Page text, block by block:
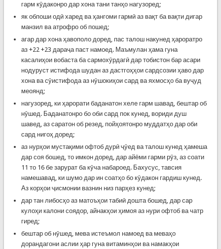
гарм кӯдаконро дар хона тани танҳо нагузоред;
як обпоши одӣ харед ва ҳангоми гармӣ аз вақт ба вақти дигар
манзил ва атрофро об пошед;
агар дар хона ҳавополо доред, пас талош накунед ҳароратро
аз +22 +23 дараҷа паст намоед. Маъмулан ҳама гуна
касалиҳои вобаста ба сармохӯрдагӣ дар тобистон бар асари
нодуруст истифода шудан аз дастгоҳҳои сардсозии ҳаво дар
хона ва сӯистифода аз нӯшокиҳои сард ва яхмосҳо ба вуҷуд
меоянд;
нагузоред, ки ҳарорати баданатон хеле гарм шавад, бештар об
нӯшед. Баданатонро бо оби сард пок кунед, вориди душ
шавед, аз саратон об резед, пойҳоятонро муддатҳо дар оби
сард нигоҳ доред;
аз нурҳои мустақими офтоб дурӣ ҷӯед ва талош кунед ҳамеша
дар соя бошед, то имкон доред, дар айёми гарми рӯз, аз соати
11 то 16 бе зарурат ба кӯча набароед. Бахусус, тавсия
намешавад, ки шумо дар ин соатҳо бо кӯдакон гардиш кунед.
Аз корҳои ҷисмонии вазнин низ парҳез кунед;
дар тан либосҳо аз матоъҳои табиӣ дошта бошед, дар сар
кулоҳи калони соядор, айнакҳои ҳимоя аз нури офтоб ва чатр
гиред;
бештар об нӯшед, мева истеъмол намоед ва меваҳо
дорандагони аслии ҳар гуна витаминҳои ва намакҳои